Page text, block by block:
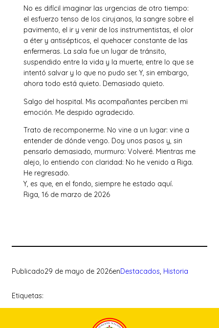
No es difícil imaginar las urgencias de otro tiempo:
el esfuerzo tenso de los cirujanos, la sangre sobre el
pavimento, el ir y venir de los instrumentistas, el olor
a éter y antisépticos, el quehacer constante de las
enfermeras. La sala fue un lugar de tránsito,
suspendido entre la vida y la muerte, entre lo que se
intentó salvar y lo que no pudo ser. Y, sin embargo,
ahora todo está quieto. Demasiado quieto.
Salgo del hospital. Mis acompañantes perciben mi
emoción. Me despido agradecido.
Trato de recomponerme. No vine a un lugar: vine a
entender de dónde vengo. Doy unos pasos y, sin
pensarlo demasiado, murmuro: Volveré. Mientras me
alejo, lo entiendo con claridad: No he venido a Riga.
He regresado.
Y, es que, en el fondo, siempre he estado aquí.
Riga, 16 de marzo de 2026
Publicado29 de mayo de 2026enDestacados Historia
Etiquetas: